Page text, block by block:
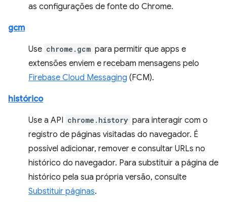
as configurações de fonte do Chrome.
gcm
Use chrome.gcm para permitir que apps e
extensões enviem e recebam mensagens pelo
Firebase Cloud Messaging (FCM).
histórico
Use a API chrome.history para interagir com o
registro de páginas visitadas do navegador. É
possível adicionar, remover e consultar URLs no
histórico do navegador. Para substituir a página de
histórico pela sua própria versão, consulte
Substituir páginas.